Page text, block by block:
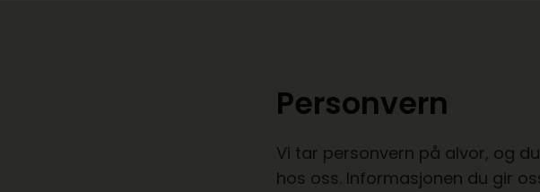
Personvern
Vi tar personvern på alvor, og
hos oss. Informasjonen du gir